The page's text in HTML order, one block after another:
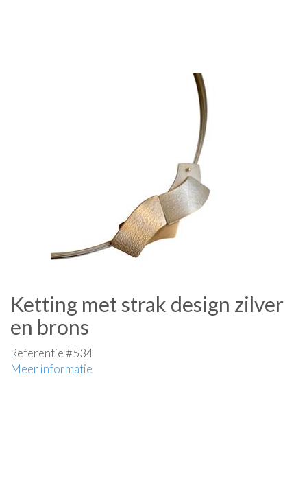
Ketting met strak design zilver
en brons
Referentie #534
Meer informatie